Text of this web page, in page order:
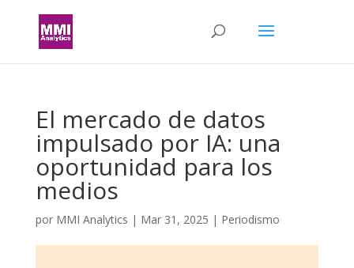
El mercado de datos
impulsado por IA: una
oportunidad para los
medios
por MMI Analytics | Mar 31, 2025 | Periodismo